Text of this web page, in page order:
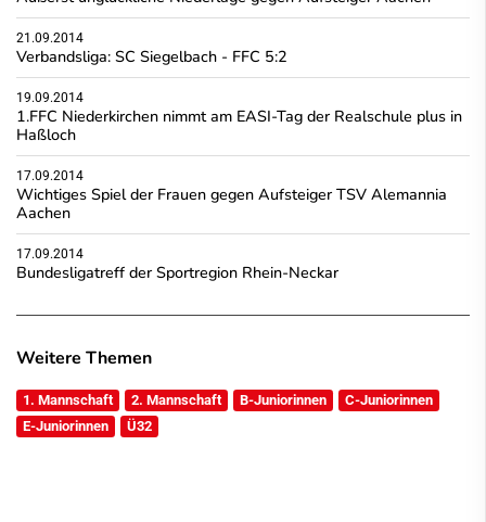
21.09.2014
Verbandsliga: SC Siegelbach - FFC 5:2
19.09.2014
1.FFC Niederkirchen nimmt am EASI-Tag der Realschule plus in
Haßloch
17.09.2014
Wichtiges Spiel der Frauen gegen Aufsteiger TSV Alemannia
Aachen
17.09.2014
Bundesligatreff der Sportregion Rhein-Neckar
Weitere Themen
1. Mannschaft 2. Mannschaft B-Juniorinnen
C-Juniorinnen
E-Juniorinnen
Ü32